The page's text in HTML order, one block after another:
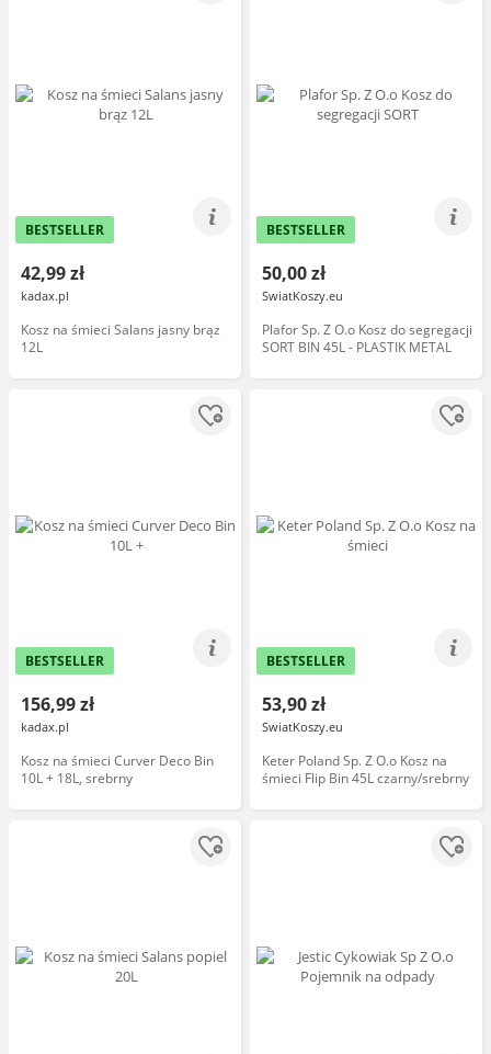
BESTSELLER
42,99 zł
kadax.pl
Kosz na śmieci Salans jasny brąz
12L
BESTSELLER
50,00 zł
SwiatKoszy.eu
Plafor Sp. Z O.o Kosz do segregacji
SORT BIN 45L - PLASTIK METAL
BESTSELLER
156,99 zł
kadax.pl
Kosz na śmieci Curver Deco Bin
10L + 18L, srebrny
BESTSELLER
53,90 zł
SwiatKoszy.eu
Keter Poland Sp. Z O.o Kosz na
śmieci Flip Bin 45L czarny/srebrny